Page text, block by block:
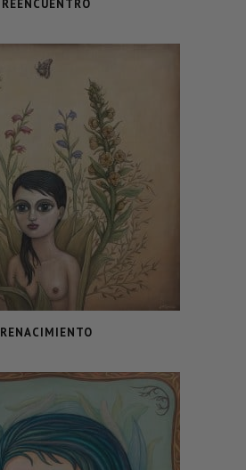
REENCUENTRO
RENACIMIENTO